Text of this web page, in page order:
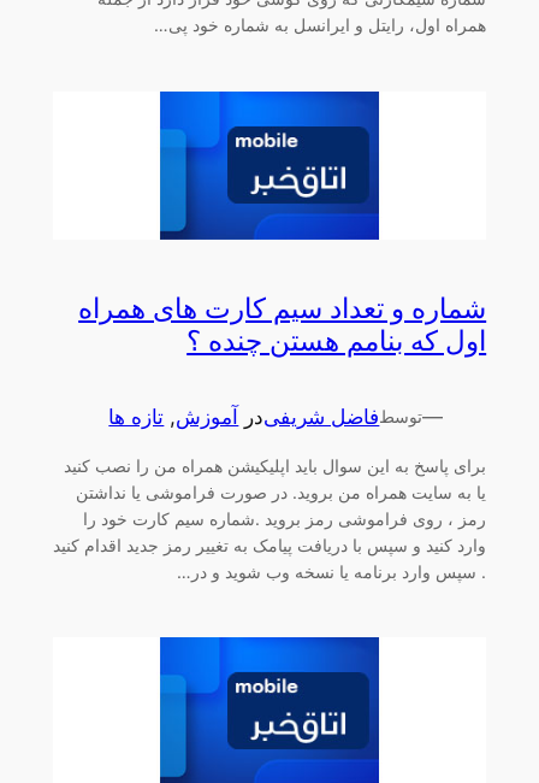
همراه اول، رایتل و ایرانسل به شماره خود پی…
شماره و تعداد سیم کارت های همراه
اول که بنامم هستن چنده ؟
—توسطفاضل شریفیدر آموزش, تازه ها
برای پاسخ به این سوال باید اپلیکیشن همراه من را نصب کنید
یا به سایت همراه من بروید. در صورت فراموشی یا نداشتن
رمز ، روی فراموشی رمز بروید .شماره سیم کارت خود را
وارد کنید و سپس با دریافت پیامک به تغییر رمز جدید اقدام کنید
. سپس وارد برنامه یا نسخه وب شوید و در…